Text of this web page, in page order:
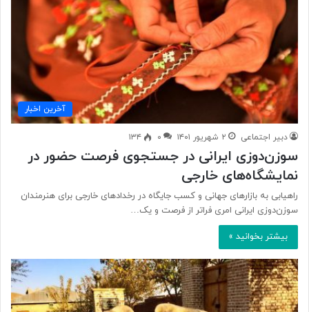
آخرین اخبار
دبیر اجتماعی ۲ شهریور ۱۴۰۱ ۰ ۱۳۴
سوزن‌دوزی ایرانی در جستجوی فرصت حضور در
نمایشگاه‌های خارجی
راهیابی به بازارهای جهانی و کسب جایگاه در رخدادهای خارجی برای هنرمندان
سوزن‌دوزی ایرانی امری فراتر از فرصت و یک…
بیشتر بخوانید »